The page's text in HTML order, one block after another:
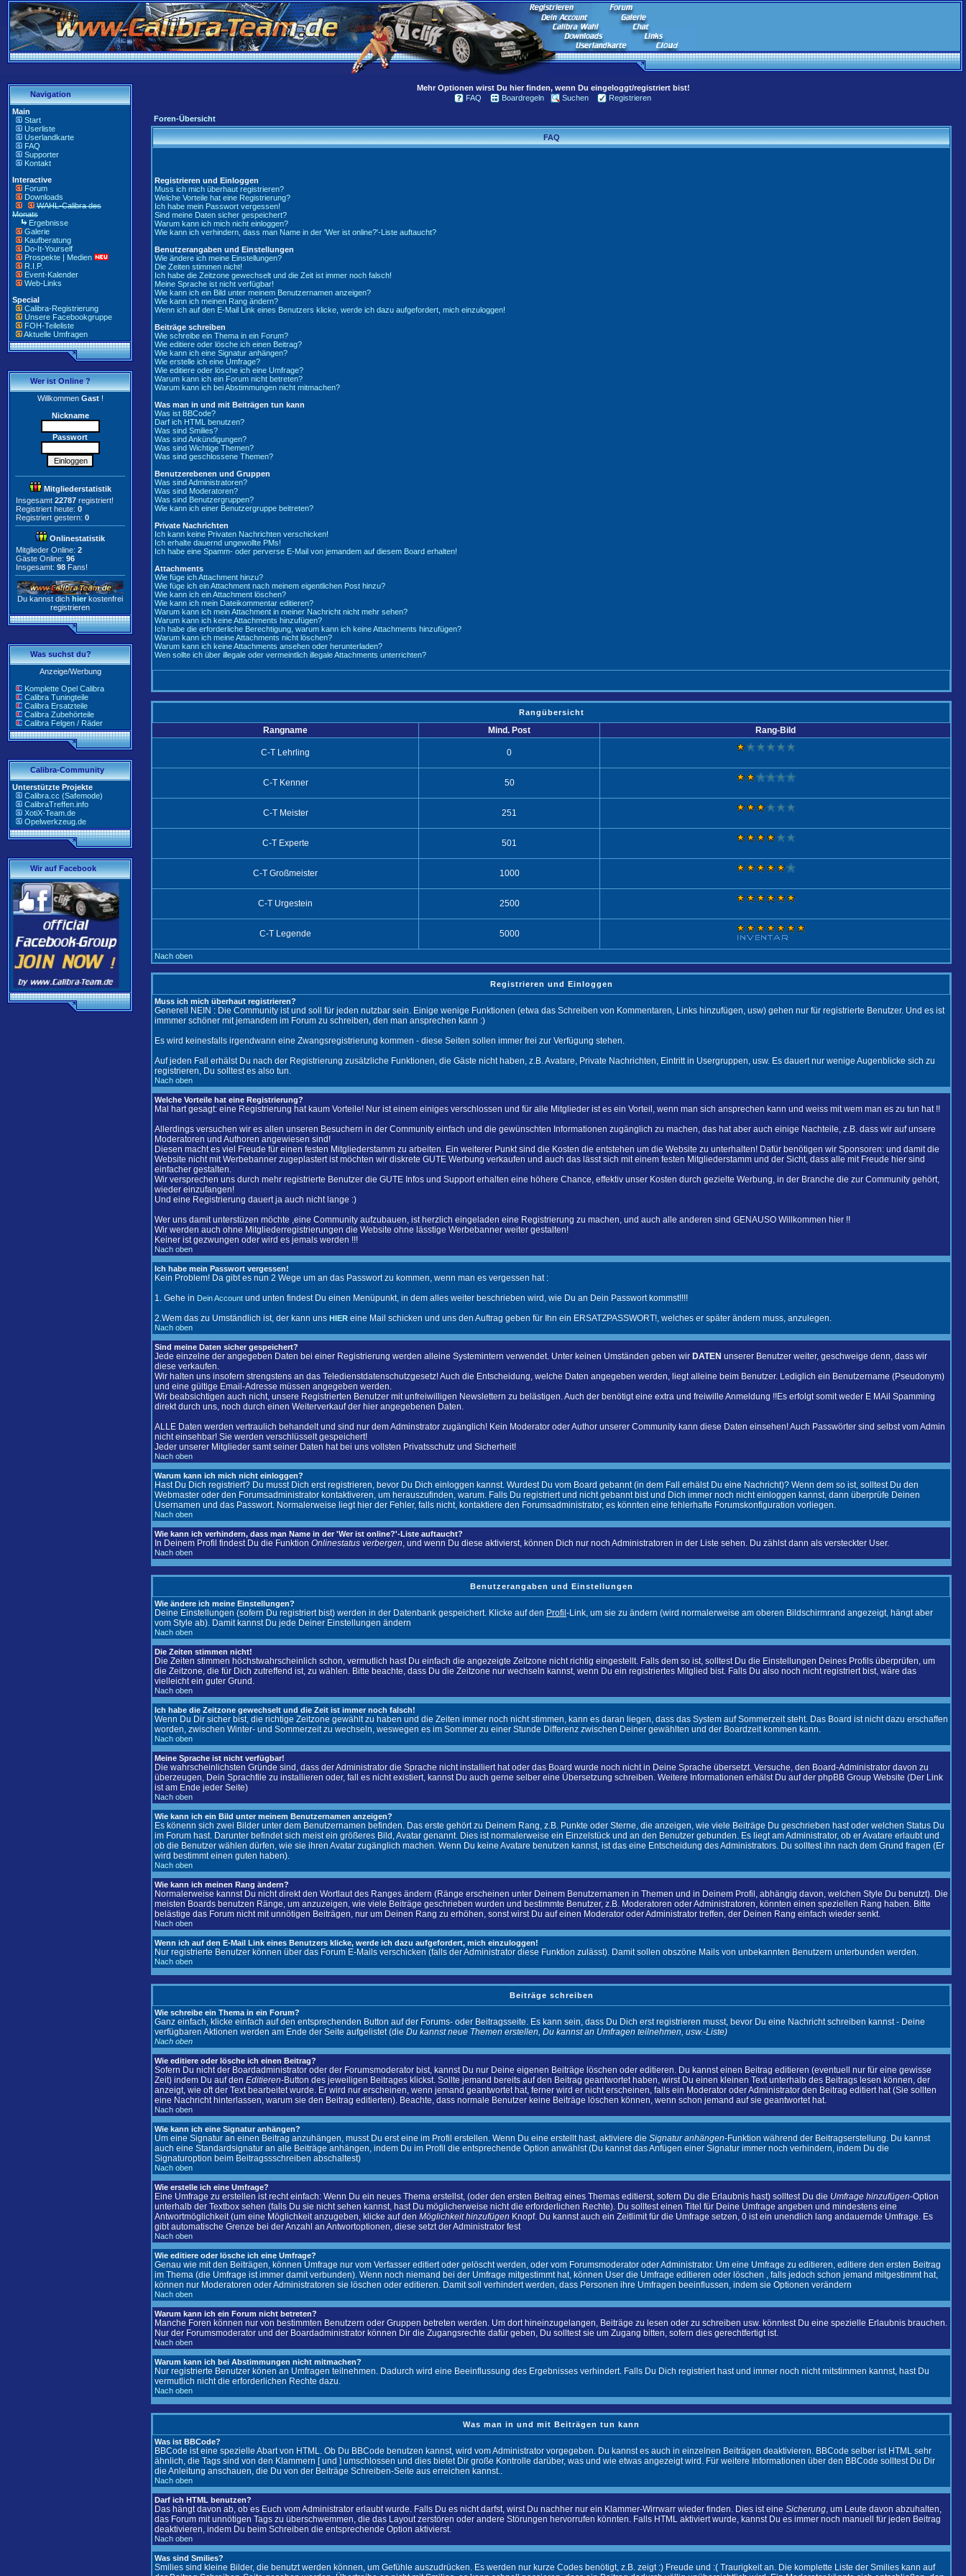
Navigation
Main
Start
Userliste
Userlandkarte
FAQ
Supporter
Kontakt
Interactive
Forum
Downloads
WAHL-Calibra des
Monats
Ergebnisse
Galerie
Kaufberatung
Do-It-Yourself
Prospekte | Medien
R.I.P.
Event-Kalender
Web-Links
Special
Calibra-Registrierung
Unsere Facebookgruppe
FOH-Teileliste
Aktuelle Umfragen
Wer ist Online ?
WillkommenGast!
Nickname
Passwort
Mitgliederstatistik
Insgesamt 22787 registriert!
Registriert heute: 0
Registriert gestern: 0
Onlinestatistik
Mitglieder Online: 2
Gäste Online: 96
Insgesamt: 98 Fans!
Du kannst dich hier kostenfrei
registrieren
Was suchst du?
Anzeige/Werbung
Komplette Opel Calibra
Calibra Tuningteile
Calibra Ersatzteile
Calibra Zubehörteile
Calibra Felgen / Räder
Calibra-Community
Unterstützte Projekte
Calibra.cc (Safemode)
CalibraTreffen.info
XotiX-Team.de
Opelwerkzeug.de
Wir auf Facebook
Mehr Optionen wirst Du hier finden, wenn Du eingeloggt/registriert bist!
FAQ
Boardregeln Suchen Registrieren
Foren-Übersicht
FAQ
Registrieren und Einloggen
Muss ich mich überhaut registrieren?
Welche Vorteile hat eine Registrierung?
Ich habe mein Passwort vergessen!
Sind meine Daten sicher gespeichert?
Warum kann ich mich nicht einloggen?
Wie kann ich verhindern, dass man Name in der 'Wer ist online?'-Liste auftaucht?
Benutzerangaben und Einstellungen
Wie ändere ich meine Einstellungen?
Die Zeiten stimmen nicht!
Ich habe die Zeitzone gewechselt und die Zeit ist immer noch falsch!
Meine Sprache ist nicht verfügbar!
Wie kann ich ein Bild unter meinem Benutzernamen anzeigen?
Wie kann ich meinen Rang ändern?
Wenn ich auf den E-Mail Link eines Benutzers klicke, werde ich dazu aufgefordert, mich einzuloggen!
Beiträge schreiben
Wie schreibe ein Thema in ein Forum?
Wie editiere oder lösche ich einen Beitrag?
Wie kann ich eine Signatur anhängen?
Wie erstelle ich eine Umfrage?
Wie editiere oder lösche ich eine Umfrage?
Warum kann ich ein Forum nicht betreten?
Warum kann ich bei Abstimmungen nicht mitmachen?
Was man in und mit Beiträgen tun kann
Was ist BBCode?
Darf ich HTML benutzen?
Was sind Smilies?
Was sind Ankündigungen?
Was sind Wichtige Themen?
Was sind geschlossene Themen?
Benutzerebenen und Gruppen
Was sind Administratoren?
Was sind Moderatoren?
Was sind Benutzergruppen?
Wie kann ich einer Benutzergruppe beitreten?
Private Nachrichten
Ich kann keine Privaten Nachrichten verschicken!
Ich erhalte dauernd ungewollte PMs!
Ich habe eine Spamm- oder perverse E-Mail von jemandem auf diesem Board erhalten!
Attachments
Wie füge ich Attachment hinzu?
Wie füge ich ein Attachment nach meinem eigentlichen Post hinzu?
Wie kann ich ein Attachment löschen?
Wie kann ich mein Dateikommentar editieren?
Warum kann ich mein Attachment in meiner Nachricht nicht mehr sehen?
Warum kann ich keine Attachments hinzufügen?
Ich habe die erforderliche Berechtigung, warum kann ich keine Attachments hinzufügen?
Warum kann ich meine Attachments nicht löschen?
Warum kann ich keine Attachments ansehen oder herunterladen?
Wen sollte ich über illegale oder vermeintlich illegale Attachments unterrichten?
Rangübersicht
Rangname Mind. Post Rang-Bild
C-T Lehrling 0
C-T Kenner 50
C-T Meister 251
C-T Experte 501
C-T Großmeister 1000
C-T Urgestein 2500
C-T Legende 5000
Nach oben
Registrieren und Einloggen
Muss ich mich überhaut registrieren?
Generell NEIN : Die Community ist und soll für jeden nutzbar sein. Einige wenige Funktionen (etwa das Schreiben von Kommentaren, Links hinzufügen, usw) gehen nur für registrierte Benutzer. Und es ist
immmer schöner mit jemandem im Forum zu schreiben, den man ansprechen kann :)
Es wird keinesfalls irgendwann eine Zwangsregistrierung kommen - diese Seiten sollen immer frei zur Verfügung stehen.
Auf jeden Fall erhälst Du nach der Registrierung zusätzliche Funktionen, die Gäste nicht haben, z.B. Avatare, Private Nachrichten, Eintritt in Usergruppen, usw. Es dauert nur wenige Augenblicke sich zu
registrieren, Du solltest es also tun.
Nach oben
Welche Vorteile hat eine Registrierung?
Mal hart gesagt: eine Registrierung hat kaum Vorteile! Nur ist einem einiges verschlossen und für alle Mitglieder ist es ein Vorteil, wenn man sich ansprechen kann und weiss mit wem man es zu tun hat !!
Allerdings versuchen wir es allen unseren Besuchern in der Community einfach und die gewünschten Informationen zugänglich zu machen, das hat aber auch einige Nachteile, z.B. dass wir auf unsere
Moderatoren und Authoren angewiesen sind!
Diesen macht es viel Freude für einen festen Mitgliederstamm zu arbeiten. Ein weiterer Punkt sind die Kosten die entstehen um die Website zu unterhalten! Dafür benötigen wir Sponsoren: und damit die
Website nicht mit Werbebanner zugeplastert ist möchten wir diskrete GUTE Werbung verkaufen und auch das lässt sich mit einem festen Mitgliederstamm und der Sicht, dass alle mit Freude hier sind
einfacher gestalten.
Wir versprechen uns durch mehr registrierte Benutzer die GUTE Infos und Support erhalten eine höhere Chance, effektiv unser Kosten durch gezielte Werbung, in der Branche die zur Community gehört,
wieder einzufangen!
Und eine Registrierung dauert ja auch nicht lange :)
Wer uns damit unterstüzen möchte ,eine Community aufzubauen, ist herzlich eingeladen eine Registrierung zu machen, und auch alle anderen sind GENAUSO Willkommen hier !!
Wir werden auch ohne Mitgliederregistrierungen die Website ohne lässtige Werbebanner weiter gestalten!
Keiner ist gezwungen oder wird es jemals werden !!!
Nach oben
Ich habe mein Passwort vergessen!
Kein Problem! Da gibt es nun 2 Wege um an das Passwort zu kommen, wenn man es vergessen hat :
1. Gehe in Dein Account und unten findest Du einen Menüpunkt, in dem alles weiter beschrieben wird, wie Du an Dein Passwort kommst!!!!
2.Wem das zu Umständlich ist, der kann uns HIER eine Mail schicken und uns den Auftrag geben für Ihn ein ERSATZPASSWORT!, welches er später ändern muss, anzulegen.
Nach oben
Sind meine Daten sicher gespeichert?
Jede einzelne der angegeben Daten bei einer Registrierung werden alleine Systemintern verwendet. Unter keinen Umständen geben wir DATEN unserer Benutzer weiter, geschweige denn, dass wir
diese verkaufen.
Wir halten uns insofern strengstens an das Teledienstdatenschutzgesetz! Auch die Entscheidung, welche Daten angegeben werden, liegt alleine beim Benutzer. Lediglich ein Benutzername (Pseudonym)
und eine gültige Email-Adresse müssen angegeben werden.
Wir beabsichtigen auch nicht, unsere Registrierten Benutzer mit unfreiwilligen Newslettern zu belästigen. Auch der benötigt eine extra und freiwille Anmeldung !!Es erfolgt somit weder E MAil Spamming
direkt durch uns, noch durch einen Weiterverkauf der hier angegebenen Daten.
ALLE Daten werden vertraulich behandelt und sind nur dem Adminstrator zugänglich! Kein Moderator oder Author unserer Community kann diese Daten einsehen! Auch Passwörter sind selbst vom Admin
nicht einsehbar! Sie werden verschlüsselt gespeichert!
Jeder unserer Mitglieder samt seiner Daten hat bei uns vollsten Privatsschutz und Sicherheit!
Nach oben
Warum kann ich mich nicht einloggen?
Hast Du Dich registriert? Du musst Dich erst registrieren, bevor Du Dich einloggen kannst. Wurdest Du vom Board gebannt (in dem Fall erhälst Du eine Nachricht)? Wenn dem so ist, solltest Du den
Webmaster oder den Forumsadministrator kontaktiveren, um herauszufinden, warum. Falls Du registriert und nicht gebannt bist und Dich immer noch nicht einloggen kannst, dann überprüfe Deinen
Usernamen und das Passwort. Normalerweise liegt hier der Fehler, falls nicht, kontaktiere den Forumsadministrator, es könnten eine fehlerhafte Forumskonfiguration vorliegen.
Nach oben
Wie kann ich verhindern, dass man Name in der 'Wer ist online?'-Liste auftaucht?
In Deinem Profil findest Du die Funktion Onlinestatus verbergen, und wenn Du diese aktivierst, können Dich nur noch Administratoren in der Liste sehen. Du zählst dann als versteckter User.
Nach oben
Benutzerangaben und Einstellungen
Wie ändere ich meine Einstellungen?
Deine Einstellungen (sofern Du registriert bist) werden in der Datenbank gespeichert. Klicke auf den Profil -Link, um sie zu ändern (wird normalerweise am oberen Bildschirmrand angezeigt, hängt aber
vom Style ab). Damit kannst Du jede Deiner Einstellungen ändern
Nach oben
Die Zeiten stimmen nicht!
Die Zeiten stimmen höchstwahrscheinlich schon, vermutlich hast Du einfach die angezeigte Zeitzone nicht richtig eingestellt. Falls dem so ist, solltest Du die Einstellungen Deines Profils überprüfen, um
die Zeitzone, die für Dich zutreffend ist, zu wählen. Bitte beachte, dass Du die Zeitzone nur wechseln kannst, wenn Du ein registriertes Mitglied bist. Falls Du also noch nicht registriert bist, wäre das
vielleicht ein guter Grund.
Nach oben
Ich habe die Zeitzone gewechselt und die Zeit ist immer noch falsch!
Wenn Du Dir sicher bist, die richtige Zeitzone gewählt zu haben und die Zeiten immer noch nicht stimmen, kann es daran liegen, dass das System auf Sommerzeit steht. Das Board ist nicht dazu erschaffen
worden, zwischen Winter- und Sommerzeit zu wechseln, weswegen es im Sommer zu einer Stunde Differenz zwischen Deiner gewählten und der Boardzeit kommen kann.
Nach oben
Meine Sprache ist nicht verfügbar!
Die wahrscheinlichsten Gründe sind, dass der Administrator die Sprache nicht installiert hat oder das Board wurde noch nicht in Deine Sprache übersetzt. Versuche, den Board-Administrator davon zu
überzeugen, Dein Sprachfile zu installieren oder, fall es nicht existiert, kannst Du auch gerne selber eine Übersetzung schreiben. Weitere Informationen erhälst Du auf der phpBB Group Website (Der Link
ist am Ende jeder Seite)
Nach oben
Wie kann ich ein Bild unter meinem Benutzernamen anzeigen?
Es könenn sich zwei Bilder unter dem Benutzernamen befinden. Das erste gehört zu Deinem Rang, z.B. Punkte oder Sterne, die anzeigen, wie viele Beiträge Du geschrieben hast oder welchen Status Du
im Forum hast. Darunter befindet sich meist ein größeres Bild, Avatar genannt. Dies ist normalerweise ein Einzelstück und an den Benutzer gebunden. Es liegt am Administrator, ob er Avatare erlaubt und
ob die Benutzer wählen dürfen, wie sie ihren Avatar zugänglich machen. Wenn Du keine Avatare benutzen kannst, ist das eine Entscheidung des Administrators. Du solltest ihn nach dem Grund fragen (Er
wird bestimmt einen guten haben).
Nach oben
Wie kann ich meinen Rang ändern?
Normalerweise kannst Du nicht direkt den Wortlaut des Ranges ändern (Ränge erscheinen unter Deinem Benutzernamen in Themen und in Deinem Profil, abhängig davon, welchen Style Du benutzt). Die
meisten Boards benutzen Ränge, um anzuzeigen, wie viele Beiträge geschrieben wurden und bestimmte Benutzer, z.B. Moderatoren oder Administratoren, könnten einen speziellen Rang haben. Bitte
belästige das Forum nicht mit unnötigen Beiträgen, nur um Deinen Rang zu erhöhen, sonst wirst Du auf einen Moderator oder Administrator treffen, der Deinen Rang einfach wieder senkt.
Nach oben
Wenn ich auf den E-Mail Link eines Benutzers klicke, werde ich dazu aufgefordert, mich einzuloggen!
Nur registrierte Benutzer können über das Forum E-Mails verschicken (falls der Administrator diese Funktion zulässt). Damit sollen obszöne Mails von unbekannten Benutzern unterbunden werden.
Nach oben
Beiträge schreiben
Wie schreibe ein Thema in ein Forum?
Ganz einfach, klicke einfach auf den entsprechenden Button auf der Forums- oder Beitragsseite. Es kann sein, dass Du Dich erst registrieren musst, bevor Du eine Nachricht schreiben kannst - Deine
verfügbaren Aktionen werden am Ende der Seite aufgelistet (die Du kannst neue Themen erstellen, Du kannst an Umfragen teilnehmen, usw.-Liste)
Nach oben
Wie editiere oder lösche ich einen Beitrag?
Sofern Du nicht der Boardadministrator oder der Forumsmoderator bist, kannst Du nur Deine eigenen Beiträge löschen oder editieren. Du kannst einen Beitrag editieren (eventuell nur für eine gewisse
Zeit) indem Du auf den Editieren-Button des jeweiligen Beitrages klickst. Sollte jemand bereits auf den Beitrag geantwortet haben, wirst Du einen kleinen Text unterhalb des Beitrags lesen können, der
anzeigt, wie oft der Text bearbeitet wurde. Er wird nur erscheinen, wenn jemand geantwortet hat, ferner wird er nicht erscheinen, falls ein Moderator oder Administrator den Beitrag editiert hat (Sie sollten
eine Nachricht hinterlassen, warum sie den Beitrag editierten). Beachte, dass normale Benutzer keine Beiträge löschen können, wenn schon jemand auf sie geantwortet hat.
Nach oben
Wie kann ich eine Signatur anhängen?
Um eine Signatur an einen Beitrag anzuhängen, musst Du erst eine im Profil erstellen. Wenn Du eine erstellt hast, aktiviere die Signatur anhängen-Funktion während der Beitragserstellung. Du kannst
auch eine Standardsignatur an alle Beiträge anhängen, indem Du im Profil die entsprechende Option anwählst (Du kannst das Anfügen einer Signatur immer noch verhindern, indem Du die
Signaturoption beim Beitragssschreiben abschaltest)
Nach oben
Wie erstelle ich eine Umfrage?
Eine Umfrage zu erstellen ist recht einfach: Wenn Du ein neues Thema erstellst, (oder den ersten Beitrag eines Themas editierst, sofern Du die Erlaubnis hast) solltest Du die Umfrage hinzufügen-Option
unterhalb der Textbox sehen (falls Du sie nicht sehen kannst, hast Du möglicherweise nicht die erforderlichen Rechte). Du solltest einen Titel für Deine Umfrage angeben und mindestens eine
Antwortmöglichkeit (um eine Möglichkeit anzugeben, klicke auf den Möglichkeit hinzufügen Knopf. Du kannst auch ein Zeitlimit für die Umfrage setzen, 0 ist ein unendlich lang andauernde Umfrage. Es
gibt automatische Grenze bei der Anzahl an Antwortoptionen, diese setzt der Administrator fest
Nach oben
Wie editiere oder lösche ich eine Umfrage?
Genau wie mit den Beiträgen, können Umfrage nur vom Verfasser editiert oder gelöscht werden, oder vom Forumsmoderator oder Administrator. Um eine Umfrage zu editieren, editiere den ersten Beitrag
im Thema (die Umfrage ist immer damit verbunden). Wenn noch niemand bei der Umfrage mitgestimmt hat, können User die Umfrage editieren oder löschen , falls jedoch schon jemand mitgestimmt hat,
können nur Moderatoren oder Administratoren sie löschen oder editieren. Damit soll verhindert werden, dass Personen ihre Umfragen beeinflussen, indem sie Optionen verändern
Nach oben
Warum kann ich ein Forum nicht betreten?
Manche Foren können nur von bestimmten Benutzern oder Gruppen betreten werden. Um dort hineinzugelangen, Beiträge zu lesen oder zu schreiben usw. könntest Du eine spezielle Erlaubnis brauchen.
Nur der Forumsmoderator und der Boardadministrator können Dir die Zugangsrechte dafür geben, Du solltest sie um Zugang bitten, sofern dies gerechtfertigt ist.
Nach oben
Warum kann ich bei Abstimmungen nicht mitmachen?
Nur registrierte Benutzer könen an Umfragen teilnehmen. Dadurch wird eine Beeinflussung des Ergebnisses verhindert. Falls Du Dich registriert hast und immer noch nicht mitstimmen kannst, hast Du
vermutlich nicht die erforderlichen Rechte dazu.
Nach oben
Was man in und mit Beiträgen tun kann
Was ist BBCode?
BBCode ist eine spezielle Abart von HTML. Ob Du BBCode benutzen kannst, wird vom Administrator vorgegeben. Du kannst es auch in einzelnen Beiträgen deaktivieren. BBCode selber ist HTML sehr
ähnlich, die Tags sind von den Klammern [ und ] umschlossen und dies bietet Dir große Kontrolle darüber, was und wie etwas angezeigt wird. Für weitere Informationen über den BBCode solltest Du Dir
die Anleitung anschauen, die Du von der Beiträge Schreiben-Seite aus erreichen kannst..
Nach oben
Darf ich HTML benutzen?
Das hängt davon ab, ob es Euch vom Administrator erlaubt wurde. Falls Du es nicht darfst, wirst Du nachher nur ein Klammer-Wirrwarr wieder finden. Dies ist eine Sicherung, um Leute davon abzuhalten,
das Forum mit unnötigen Tags zu überschwemmen, die das Layout zerstören oder andere Störungen hervorrufen könnten. Falls HTML aktiviert wurde, kannst Du es immer noch manuell für jeden Beitrag
deaktivieren, indem Du beim Schreiben die entsprechende Option aktivierst.
Nach oben
Was sind Smilies?
Smilies sind kleine Bilder, die benutzt werden können, um Gefühle auszudrücken. Es werden nur kurze Codes benötigt, z.B. zeigt :) Freude und :( Traurigkeit an. Die komplette Liste der Smilies kann auf